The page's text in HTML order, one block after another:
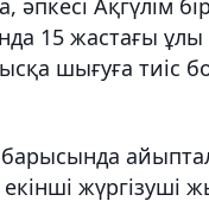
15 жастағы
шығуға тиіс
жүргізуші